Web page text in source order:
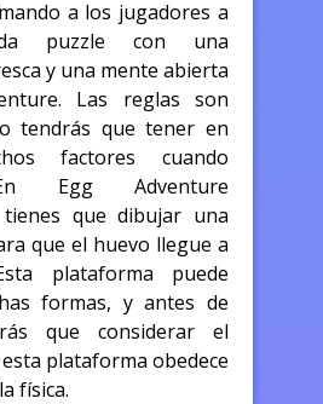
a los jugadores a
puzzle con una
y una mente abierta
Las reglas son
tendrás que tener en
factores cuando
Egg Adventure
tienes que dibujar una
que el huevo llegue a
plataforma puede
formas, y antes de
que considerar el
plataforma obedece
física.